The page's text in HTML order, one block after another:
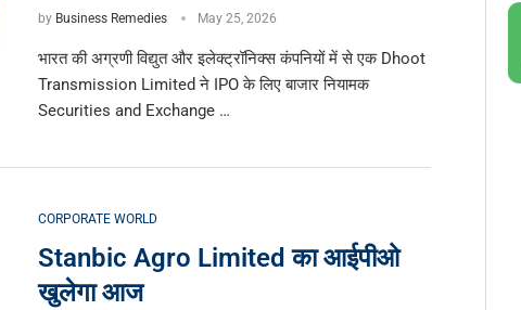
by Business Remedies May 25, 2026
भारत की अग्रणी विद्युत और इलेक्ट्रॉनिक्स कंपनियों में से एक Dhoot
Transmission Limited ने IPO के लिए बाजार नियामक
Securities and Exchange …
CORPORATE WORLD
Stanbic Agro Limited का आईपीओ
खुलेगा आज